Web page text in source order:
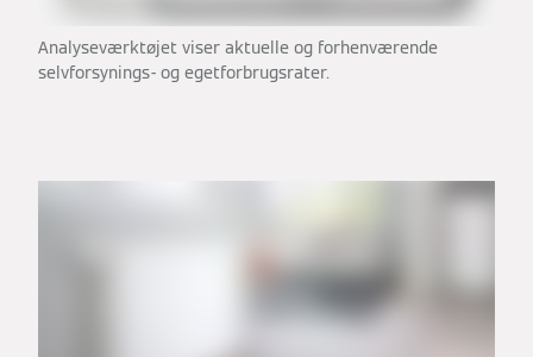
Analyseværktøjet viser aktuelle og forhenværende
selvforsynings- og egetforbrugsrater.